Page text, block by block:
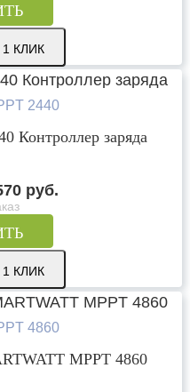
КЛИК
2440
Контроллер заряда
руб.
КЛИК
4860
MPPT 4860